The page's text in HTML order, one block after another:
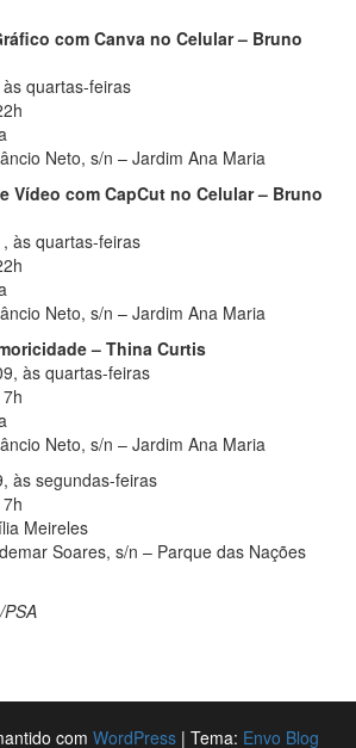
com Canva no Celular – Bruno
quartas-feiras
Neto, s/n – Jardim Ana Maria
Vídeo com CapCut no Celular – Bruno
às quartas-feiras
Neto, s/n – Jardim Ana Maria
– Thina Curtis
às quartas-feiras
Neto, s/n – Jardim Ana Maria
às segundas-feiras
Meireles
Soares, s/n – Parque das Nações
com WordPress | Tema: Envo Blog